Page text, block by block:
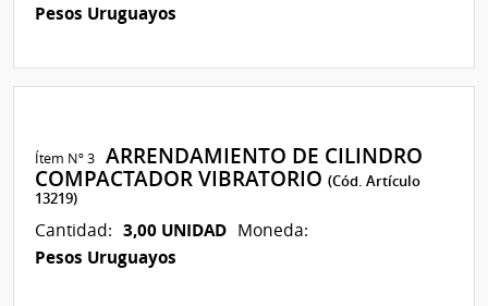
Pesos Uruguayos
Ítem Nº 3 ARRENDAMIENTO DE CILINDRO
COMPACTADOR VIBRATORIO(Cód. Artículo
13219)
Cantidad: 3,00 UNIDAD Moneda:
Pesos Uruguayos